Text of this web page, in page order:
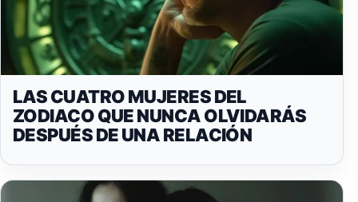
LAS CUATRO MUJERES DEL
ZODIACO QUE NUNCA OLVIDARÁS
DESPUÉS DE UNA RELACIÓN